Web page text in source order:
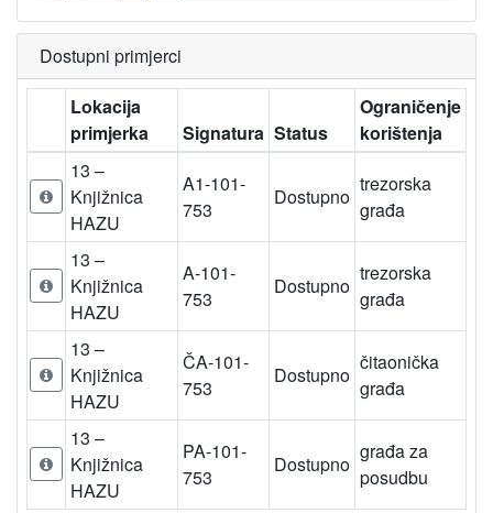
Dostupni primjerci
Lokacija
primjerka
Signatura Status
Ograničenje
korištenja
13 –
Knjižnica
HAZU
A1-101-
753
Dostupno
trezorska
građa
13 –
Knjižnica
HAZU
A-101-
753
Dostupno
trezorska
građa
13 –
Knjižnica
HAZU
ČA-101-
753
Dostupno
čitaonička
građa
13 –
Knjižnica
HAZU
PA-101-
753
Dostupno
građa za
posudbu